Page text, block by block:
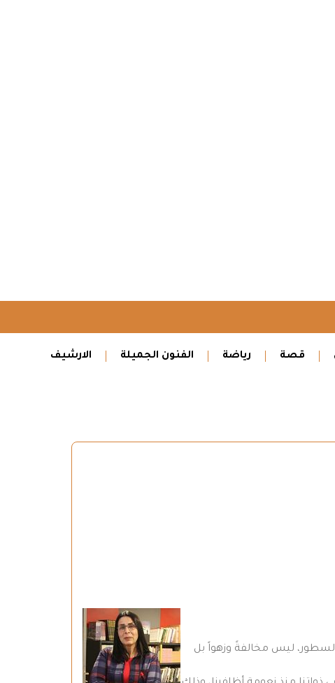
قصة رياضة الفنون الجميلة الارشيف
ليس مخالفةً وزهواً بل